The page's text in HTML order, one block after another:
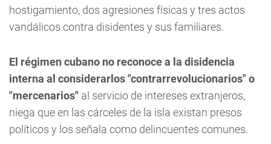
hostigamiento, dos agresiones físicas y tres actos
vandálicos contra disidentes y sus familiares.
El régimen cubano no reconoce a la disidencia
interna al considerarlos "contrarrevolucionarios" o
"mercenarios" al servicio de intereses extranjeros,
niega que en las cárceles de la isla existan presos
políticos y los señala como delincuentes comunes.